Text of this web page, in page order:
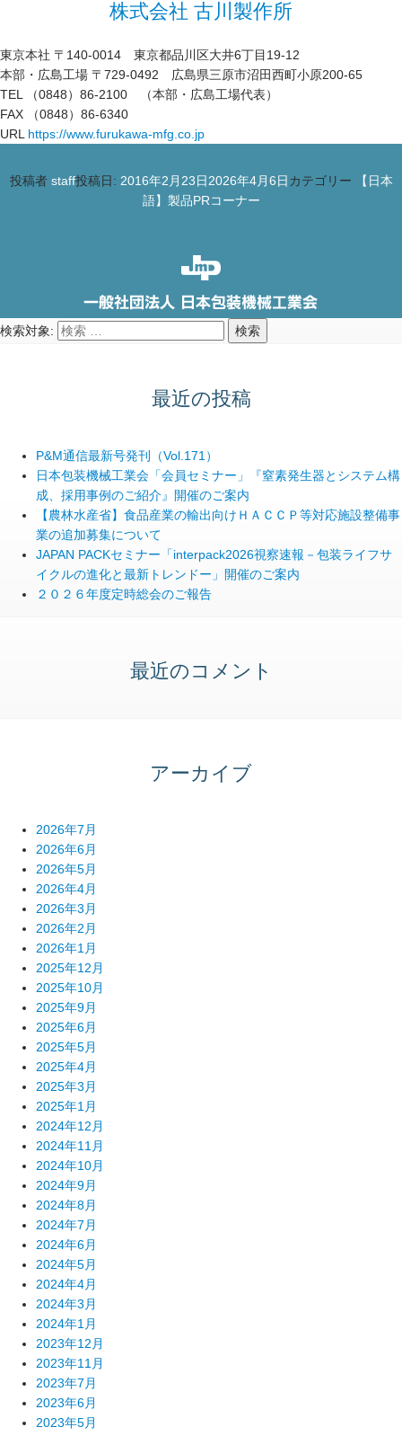
株式会社 古川製作所
東京本社 〒140-0014 東京都品川区大井6丁目19-12
本部・広島工場 〒729-0492 広島県三原市沼田西町小原200-65
TEL （0848）86-2100 （本部・広島工場代表）
FAX （0848）86-6340
URL https://www.furukawa-mfg.co.jp
投稿者 staff投稿日: 2016年2月23日2026年4月6日 カテゴリー
【日本
語】製品PRコーナー
検索対象: 検索
最近の投稿
P&M通信最新号発刊（Vol.171）
日本包装機械工業会「会員セミナー」『窒素発生器とシステム構
成、採用事例のご紹介』開催のご案内
【農林水産省】食品産業の輸出向けＨＡＣＣＰ等対応施設整備事
業の追加募集について
JAPAN PACKセミナー「interpack2026視察速報－包装ライフサ
イクルの進化と最新トレンドー」開催のご案内
２０２６年度定時総会のご報告
最近のコメント
アーカイブ
2026年7月
2026年6月
2026年5月
2026年4月
2026年3月
2026年2月
2026年1月
2025年12月
2025年10月
2025年9月
2025年6月
2025年5月
2025年4月
2025年3月
2025年1月
2024年12月
2024年11月
2024年10月
2024年9月
2024年8月
2024年7月
2024年6月
2024年5月
2024年4月
2024年3月
2024年1月
2023年12月
2023年11月
2023年7月
2023年6月
2023年5月